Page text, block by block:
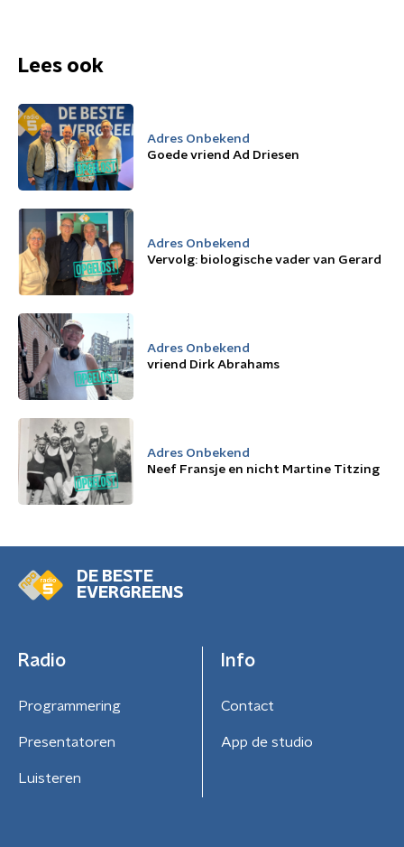
Lees ook
Adres Onbekend
Goede vriend Ad Driesen
Adres Onbekend
Vervolg: biologische vader van Gerard
Adres Onbekend
vriend Dirk Abrahams
Adres Onbekend
Neef Fransje en nicht Martine Titzing
DE BESTE
EVERGREENS
Radio
Programmering
Presentatoren
Luisteren
Info
Contact
App de studio